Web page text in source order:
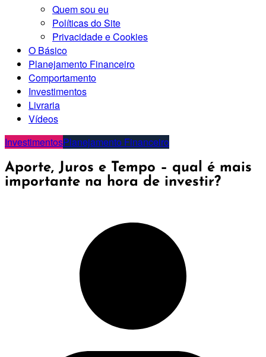
Quem sou eu
Políticas do Site
Privacidade e Cookies
O Básico
Planejamento Financeiro
Comportamento
Investimentos
Livraria
Vídeos
InvestimentosPlanejamento Financeiro
Aporte, Juros e Tempo – qual é mais
importante na hora de investir?